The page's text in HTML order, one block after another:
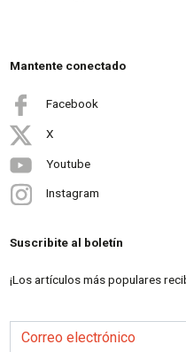
Mantente conectado
Facebook
X
Youtube
Instagram
Suscribite al boletín
¡Los artículos más populares
Correo electrónico